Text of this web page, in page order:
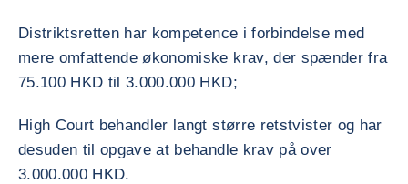
Distriktsretten har kompetence i forbindelse med
mere omfattende økonomiske krav, der spænder fra
75.100 HKD til 3.000.000 HKD;
High Court behandler langt større retstvister og har
desuden til opgave at behandle krav på over
3.000.000 HKD.